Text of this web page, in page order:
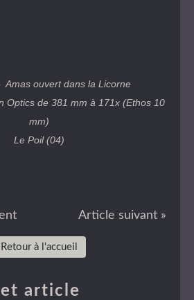
ouvert dans la Licorne
Optics de 381 mm à 171x (Ethos 10
mm)
Le Poil (04)
Article suivant »
Retour à l'accueil
article